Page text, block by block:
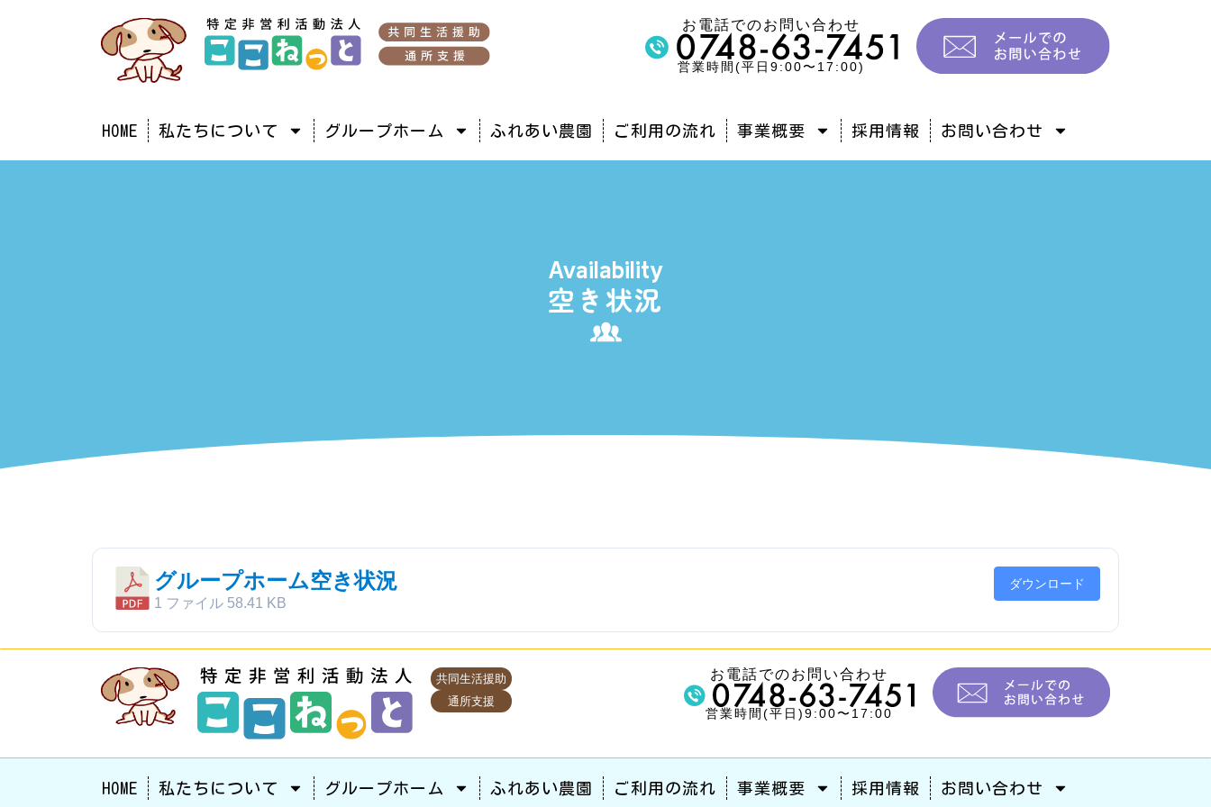
お電話でのお問い合わせ
営業時間(平日9:00〜17:00)
HOME 私たちについて グループホーム ふれあい農園 ご利用の流れ 事業概要 採用情報 お問い合わせ
Availability
空き状況
グループホーム空き状況
1 ファイル 58.41 KB
ダウンロード
共同生活援助
通所支援
お電話でのお問い合わせ
営業時間(平日)9:00〜17:00
HOME 私たちについて グループホーム ふれあい農園 ご利用の流れ 事業概要 採用情報 お問い合わせ